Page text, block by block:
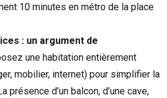
10 minutes en métro de la place
: un argument de
une habitation entièrement
mobilier, internet) pour simplifier la
présence d’un balcon, d’une cave,